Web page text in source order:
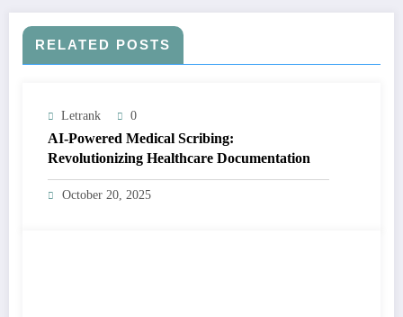
RELATED POSTS
Letrank 0
AI-Powered Medical Scribing:
Revolutionizing Healthcare Documentation
October 20, 2025